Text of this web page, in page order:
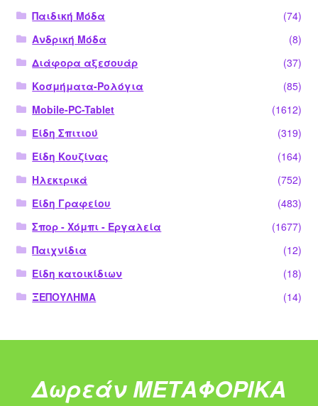
Παιδική Μόδα
(74)
Ανδρική Μόδα
(8)
Διάφορα αξεσουάρ
(37)
Κοσμήματα-Ρολόγια
(85)
Mobile-PC-Tablet
(1612)
Είδη Σπιτιού
(319)
Είδη Κουζίνας
(164)
Ηλεκτρικά
(752)
Είδη Γραφείου
(483)
Σπορ - Χόμπι - Εργαλεία
(1677)
Παιχνίδια
(12)
Είδη κατοικίδιων
(18)
ΞΕΠΟΥΛΗΜΑ
(14)
Δωρεάν ΜΕΤΑΦΟΡΙΚΑ